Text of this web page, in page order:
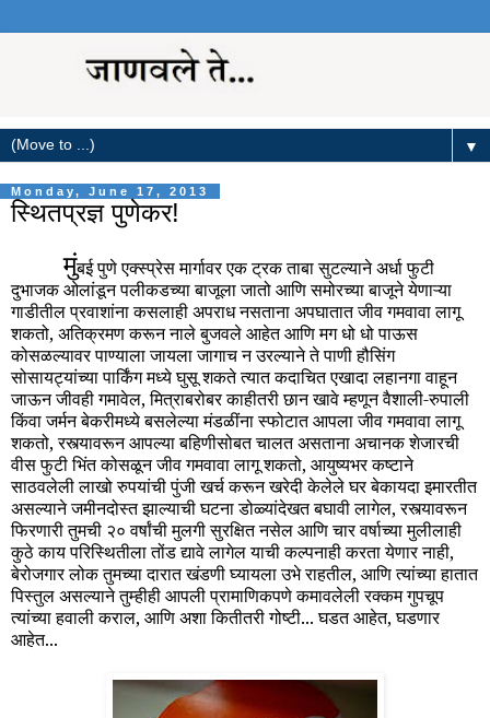
▼
Monday, June 17, 2013
स्थितप्रज्ञ पुणेकर!
मुंबई पुणे एक्स्प्रेस मार्गावर एक ट्रक ताबा सुटल्याने अर्धा फुटी
दुभाजक ओलांडून पलीकडच्या बाजूला जातो आणि समोरच्या बाजूने येणाऱ्या
गाडीतील प्रवाशांना कसलाही अपराध नसताना अपघातात जीव गमवावा लागू
शकतो, अतिक्रमण करून नाले बुजवले आहेत आणि मग धो धो पाऊस
कोसळल्यावर पाण्याला जायला जागाच न उरल्याने ते पाणी हौसिंग
सोसायट्यांच्या पार्किंग मध्ये घुसू शकते त्यात कदाचित एखादा लहानगा वाहून
जाऊन जीवही गमावेल, मित्राबरोबर काहीतरी छान खावे म्हणून वैशाली-रुपाली
किंवा जर्मन बेकरीमध्ये बसलेल्या मंडळींना स्फोटात आपला जीव गमवावा लागू
शकतो, रस्त्यावरून आपल्या बहिणीसोबत चालत असताना अचानक शेजारची
वीस फुटी भिंत कोसळून जीव गमवावा लागू शकतो, आयुष्यभर कष्टाने
साठवलेली लाखो रुपयांची पुंजी खर्च करून खरेदी केलेले घर बेकायदा इमारतीत
असल्याने जमीनदोस्त झाल्याची घटना डोळ्यांदेखत बघावी लागेल, रस्त्यावरून
फिरणारी तुमची २० वर्षांची मुलगी सुरक्षित नसेल आणि चार वर्षाच्या मुलीलाही
कुठे काय परिस्थितीला तोंड द्यावे लागेल याची कल्पनाही करता येणार नाही,
बेरोजगार लोक तुमच्या दारात खंडणी घ्यायला उभे राहतील, आणि त्यांच्या हातात
पिस्तुल असल्याने तुम्हीही आपली प्रामाणिकपणे कमावलेली रक्कम गुपचूप
त्यांच्या हवाली कराल, आणि अशा कितीतरी गोष्टी... घडत आहेत, घडणार
आहेत...